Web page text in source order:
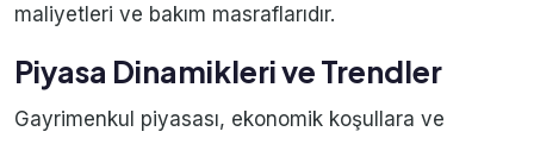
maliyetleri ve bakım masraflarıdır.
Piyasa Dinamikleri ve Trendler
Gayrimenkul piyasası, ekonomik koşullara ve